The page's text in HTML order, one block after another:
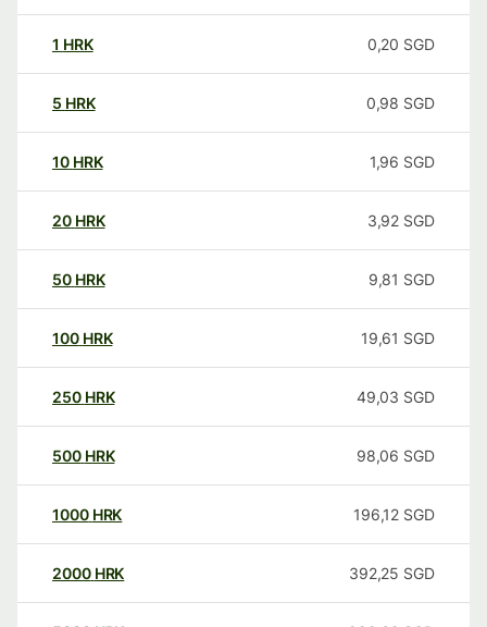
1 HRK 0,20 SGD
5 HRK 0,98 SGD
10 HRK 1,96 SGD
20 HRK 3,92 SGD
50 HRK 9,81 SGD
100 HRK 19,61 SGD
250 HRK 49,03 SGD
500 HRK 98,06 SGD
1000 HRK 196,12 SGD
2000 HRK 392,25 SGD